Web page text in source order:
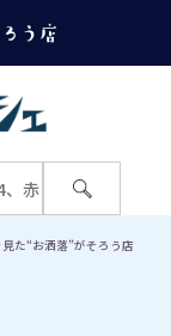
た“お洒落”がそろう店